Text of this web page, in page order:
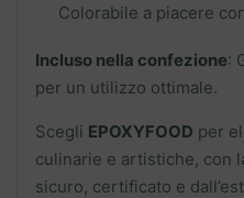
Colorabile a piacere
Incluso nella confezione:
per un utilizzo ottimale.
Scegli EPOXYFOOD per
culinarie e artistiche, con
sicuro, certificato e